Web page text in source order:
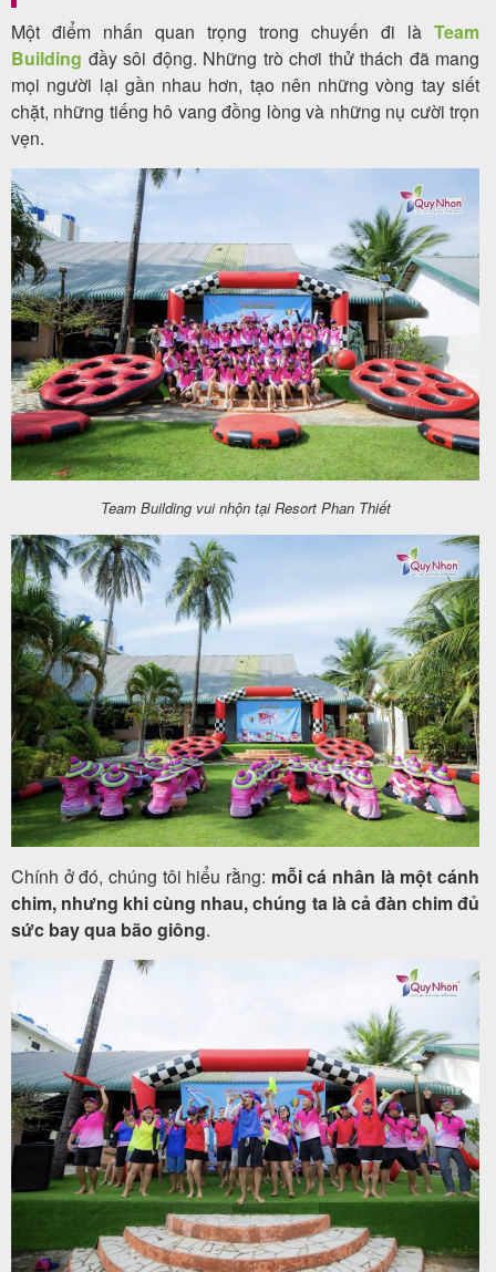
Một điểm nhấn quan trọng trong chuyến đi là Team
Building đầy sôi động. Những trò chơi thử thách đã mang
mọi người lại gần nhau hơn, tạo nên những vòng tay siết
chặt, những tiếng hô vang đồng lòng và những nụ cười trọn
vẹn.
Team Building vui nhộn tại Resort Phan Thiết
Chính ở đó, chúng tôi hiểu rằng: mỗi cá nhân là một cánh
chim, nhưng khi cùng nhau, chúng ta là cả đàn chim đủ
sức bay qua bão giông.